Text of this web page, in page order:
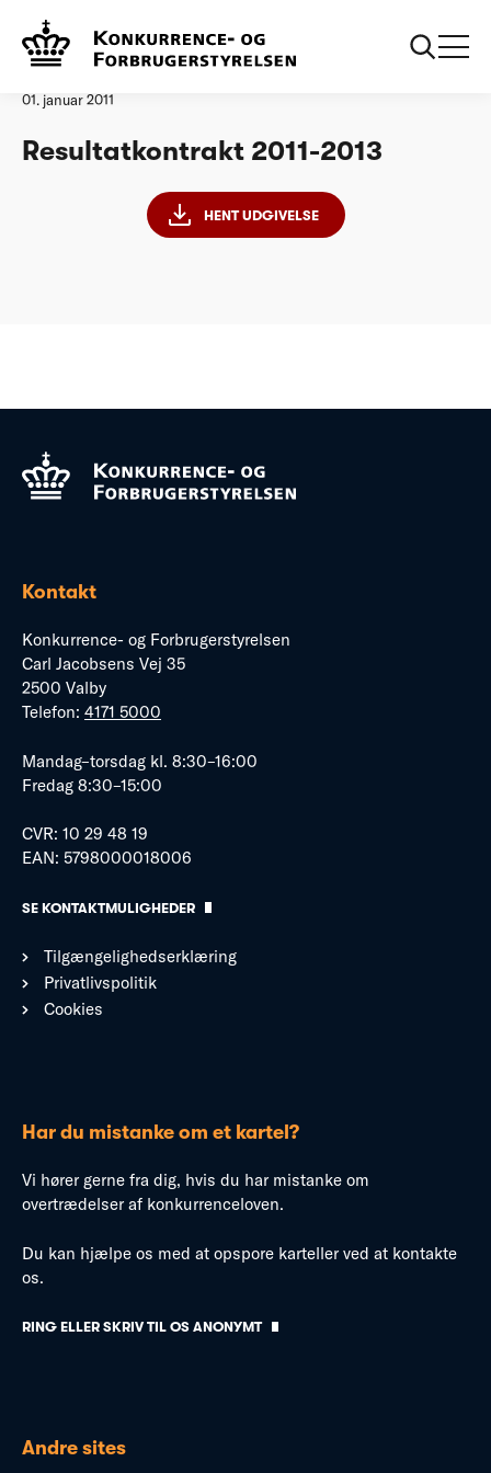
Forside
01. januar 2011
Resultatkontrakt 2011-2013
HENT UDGIVELSE
Kontakt
Konkurrence- og Forbrugerstyrelsen
Carl Jacobsens Vej 35
2500 Valby
Telefon: 4171 5000
Mandag–torsdag kl. 8:30–16:00
Fredag 8:30–15:00
CVR: 10 29 48 19
EAN: 5798000018006
SE KONTAKTMULIGHEDER
Tilgængelighedserklæring
Privatlivspolitik
Cookies
Har du mistanke om et kartel?
Vi hører gerne fra dig, hvis du har mistanke om
overtrædelser af konkurrenceloven.
Du kan hjælpe os med at opspore karteller ved at kontakte
os.
RING ELLER SKRIV TIL OS ANONYMT
Andre sites